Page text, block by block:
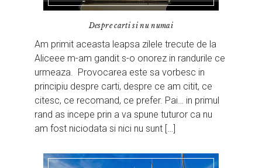
Despre carti si nu numai
Am primit aceasta leapsa zilele trecute de la
Aliceee m-am gandit s-o onorez in randurile ce
urmeaza. Provocarea este sa vorbesc in
principiu despre carti, despre ce am citit, ce
citesc, ce recomand, ce prefer. Pai… in primul
rand as incepe prin a va spune tuturor ca nu
am fost niciodata si nici nu sunt […]